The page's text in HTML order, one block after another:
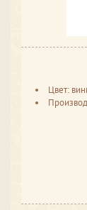
Цвет: